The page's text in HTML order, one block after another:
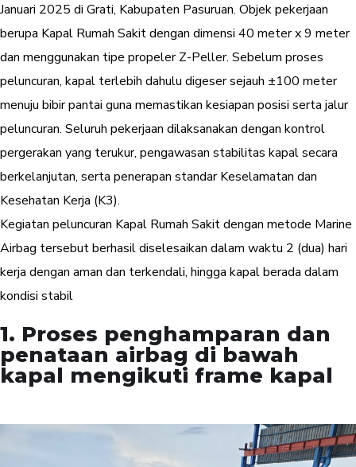
Januari 2025 di Grati, Kabupaten Pasuruan. Objek pekerjaan
berupa Kapal Rumah Sakit dengan dimensi 40 meter x 9 meter
dan menggunakan tipe propeler Z-Peller. Sebelum proses
peluncuran, kapal terlebih dahulu digeser sejauh ±100 meter
menuju bibir pantai guna memastikan kesiapan posisi serta jalur
peluncuran. Seluruh pekerjaan dilaksanakan dengan kontrol
pergerakan yang terukur, pengawasan stabilitas kapal secara
berkelanjutan, serta penerapan standar Keselamatan dan
Kesehatan Kerja (K3).
Kegiatan peluncuran Kapal Rumah Sakit dengan metode Marine
Airbag tersebut berhasil diselesaikan dalam waktu 2 (dua) hari
kerja dengan aman dan terkendali, hingga kapal berada dalam
kondisi stabil
1. Proses penghamparan dan
penataan airbag di bawah
kapal mengikuti frame kapal